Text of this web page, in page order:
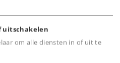
uitschakelen
om alle diensten in of uit te